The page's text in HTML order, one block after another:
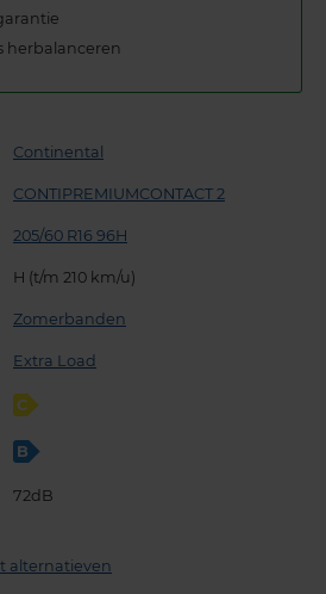
herbalanceren
Continental
CONTIPREMIUMCONTACT 2
205/60 R16 96H
H (t/m 210 km/u)
Zomerbanden
Extra Load
C
B
72dB
alternatieven